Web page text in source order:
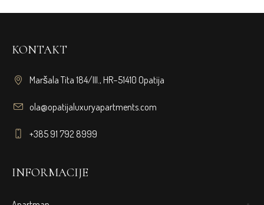
KONTAKT
Maršala Tita 184/III., HR−51410 Opatija
ola@opatijaluxuryapartments.com
+385 91 792 8999
INFORMACIJE